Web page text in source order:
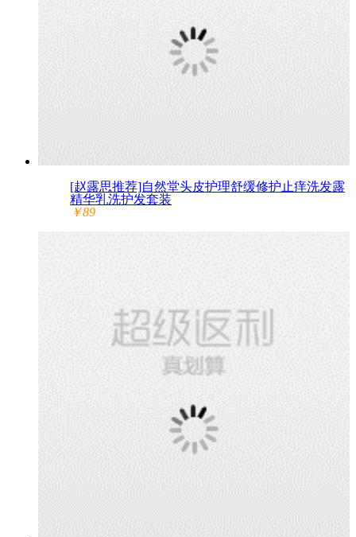
[赵露思推荐]自然堂头皮护理舒缓修护止痒洗发露
精华乳洗护发套装
￥89